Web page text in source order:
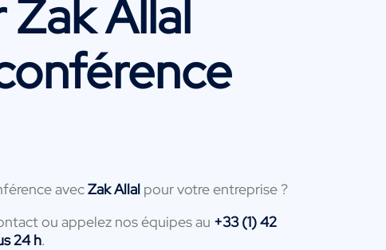
Zak Allal
avecZak Allal pour votre entreprise ?
ou appelez nos équipes au +33 (1) 42
24 h.